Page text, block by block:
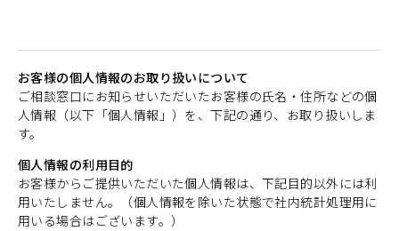
お客様の個人情報のお取り扱いについて
ご相談窓口にお知らせいただいたお客様の氏名・住所などの個
人情報（以下「個人情報」）を、下記の通り、お取り扱いしま
す。
個人情報の利用目的
お客様からご提供いただいた個人情報は、下記目的以外には利
用いたしません。（個人情報を除いた状態で社内統計処理用に
用いる場合はございます。）